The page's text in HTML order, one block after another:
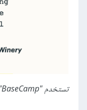
تستخدم "BaseCamp" العديد من شهادات العملاء من أجل تعزيز جاذبية المنتج